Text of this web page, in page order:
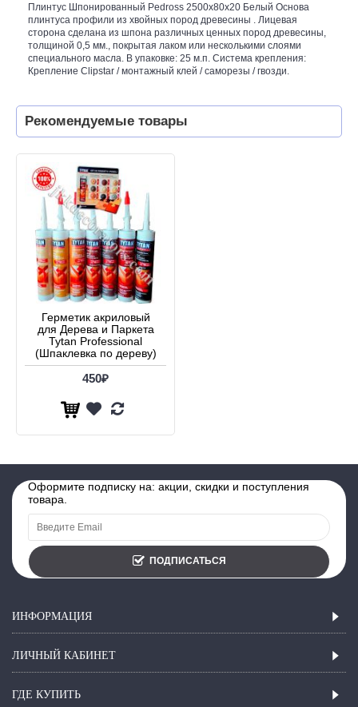
Плинтус Шпонированный Pedross 2500х80х20 Белый Основа
плинтуса профили из хвойных пород древесины . Лицевая
сторона сделана из шпона различных ценных пород древесины,
толщиной 0,5 мм., покрытая лаком или несколькими слоями
специального масла. В упаковке: 25 м.п. Система крепления:
Крепление Clipstar / монтажный клей / саморезы / гвозди.
Рекомендуемые товары
Герметик акриловый
для Дерева и Паркета
Tytan Professional
(Шпаклевка по дереву)
450₽
Оформите подписку на: акции, скидки и поступления
товара.
ПОДПИСАТЬСЯ
ИНФОРМАЦИЯ
ЛИЧНЫЙ КАБИНЕТ
ГДЕ КУПИТЬ